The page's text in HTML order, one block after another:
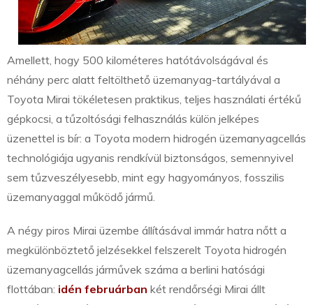
Amellett, hogy 500 kilométeres hatótávolságával és
néhány perc alatt feltölthető üzemanyag-tartályával a
Toyota Mirai tökéletesen praktikus, teljes használati értékű
gépkocsi, a tűzoltósági felhasználás külön jelképes
üzenettel is bír: a Toyota modern hidrogén üzemanyagcellás
technológiája ugyanis rendkívül biztonságos, semennyivel
sem tűzveszélyesebb, mint egy hagyományos, fosszilis
üzemanyaggal működő jármű.
A négy piros Mirai üzembe állításával immár hatra nőtt a
megkülönböztető jelzésekkel felszerelt Toyota hidrogén
üzemanyagcellás járművek száma a berlini hatósági
flottában: idén februárban két rendőrségi Mirai állt